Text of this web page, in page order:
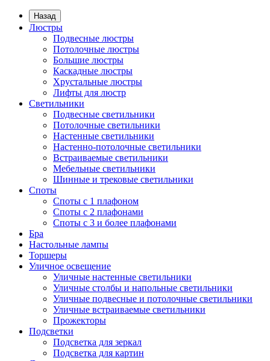
Назад
Люстры
Подвесные люстры
Потолочные люстры
Большие люстры
Каскадные люстры
Хрустальные люстры
Лифты для люстр
Светильники
Подвесные светильники
Потолочные светильники
Настенные светильники
Настенно-потолочные светильники
Встраиваемые светильники
Мебельные светильники
Шинные и трековые светильники
Споты
Споты с 1 плафоном
Споты с 2 плафонами
Споты с 3 и более плафонами
Бра
Настольные лампы
Торшеры
Уличное освещение
Уличные настенные светильники
Уличные столбы и напольные светильники
Уличные подвесные и потолочные светильники
Уличные встраиваемые светильники
Прожекторы
Подсветки
Подсветка для зеркал
Подсветка для картин